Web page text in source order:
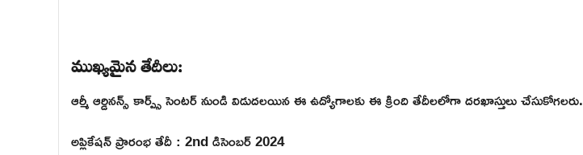
ముఖ్యమైన తేదీలు:
ఆర్మీ ఆర్డినన్స్ కార్ప్స్ సెంటర్ నుండి విడుదలయిన ఈ ఉద్యోగాలకు ఈ క్రింది తేదీలలోగా దరఖాస్తులు చేసుకోగలరు.
అప్లికేషన్ ప్రారంభ తేదీ : 2nd డిసెంబర్ 2024